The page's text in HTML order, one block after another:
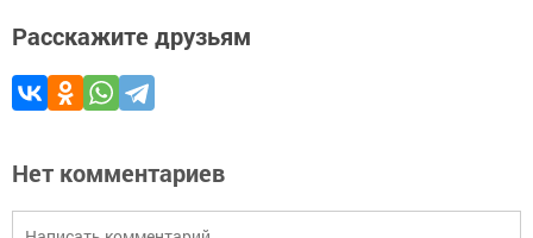
Расскажите друзьям
Нет комментариев